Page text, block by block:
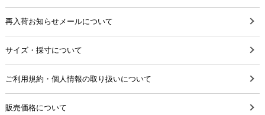
再入荷お知らせメールについて
サイズ・採寸について
ご利用規約・個人情報の取り扱いについて
販売価格について